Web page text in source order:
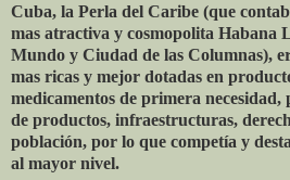
Cuba, la Perla del Caribe (que
mas atractiva y cosmopolita Habana
Mundo y Ciudad de las Columnas),
mas ricas y mejor dotadas en
medicamentos de primera
de productos, infraestructuras,
población, por lo que competía y
al mayor nivel.